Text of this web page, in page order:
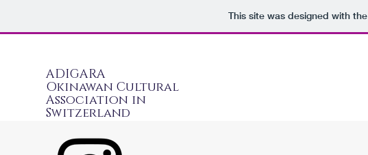
This site was designed with the
ADIGARA
Okinawan Cultural
Association in
Switzerland